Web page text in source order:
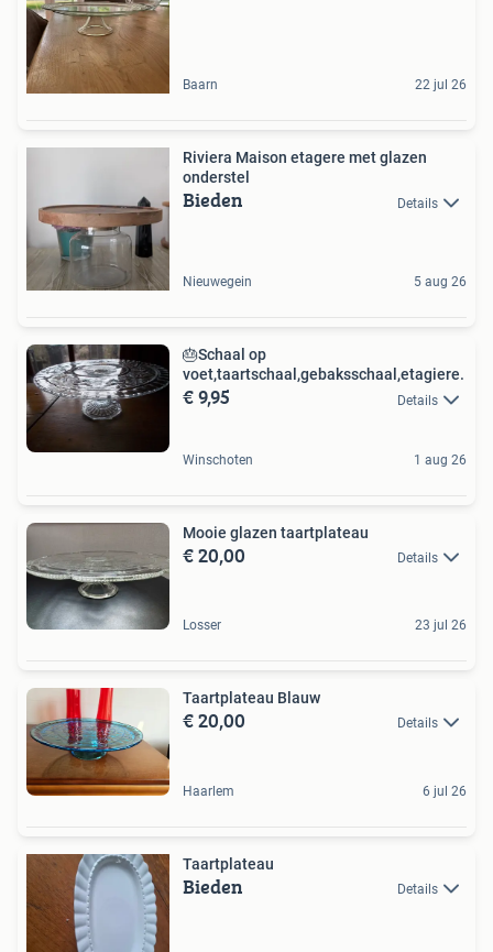
Baarn 22 jul 26
Riviera Maison etagere met glazen
onderstel
Bieden Details
Nieuwegein 5 aug 26
🎂Schaal op
voet,taartschaal,gebaksschaal,etagiere.
€ 9,95 Details
Winschoten 1 aug 26
Mooie glazen taartplateau
€ 20,00 Details
Losser 23 jul 26
Taartplateau Blauw
€ 20,00 Details
Haarlem 6 jul 26
Taartplateau
Bieden Details